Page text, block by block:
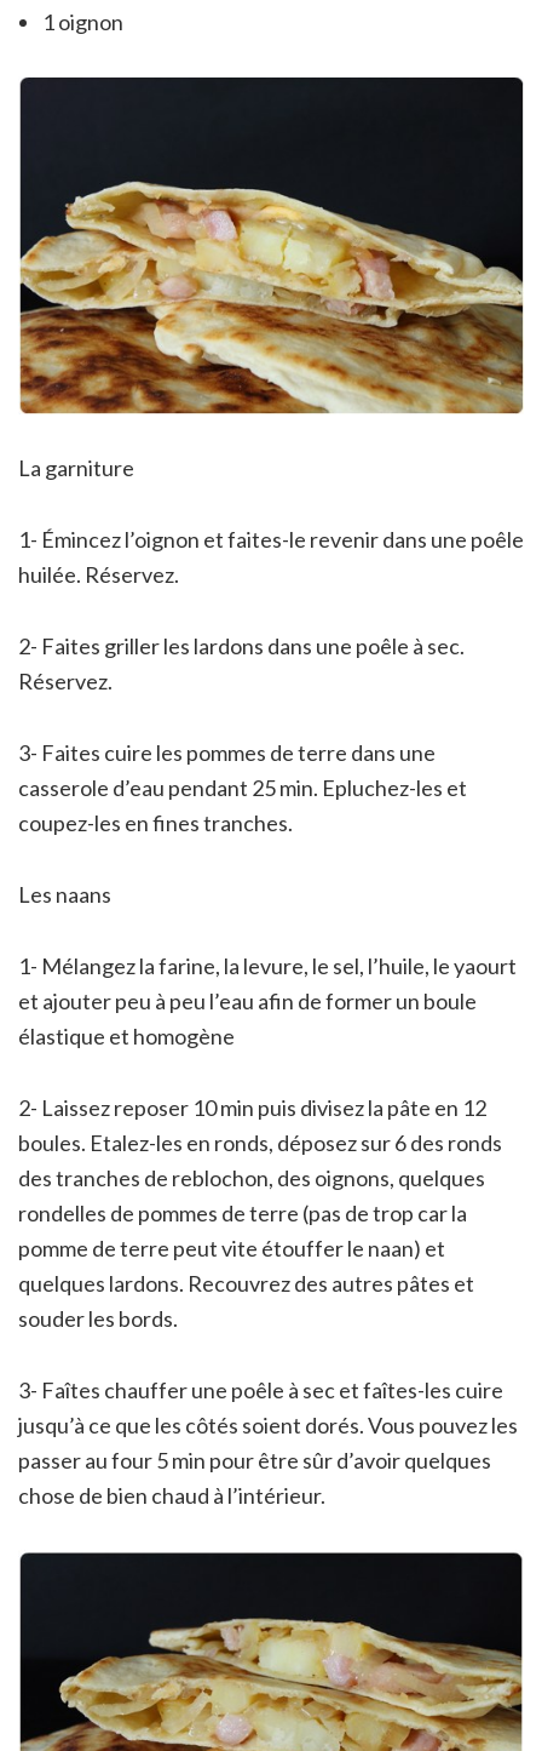
1 oignon
La garniture
1- Émincez l’oignon et faites-le revenir dans une poêle
huilée. Réservez.
2- Faites griller les lardons dans une poêle à sec.
Réservez.
3- Faites cuire les pommes de terre dans une
casserole d’eau pendant 25 min. Epluchez-les et
coupez-les en fines tranches.
Les naans
1- Mélangez la farine, la levure, le sel, l’huile, le yaourt
et ajouter peu à peu l’eau afin de former un boule
élastique et homogène
2- Laissez reposer 10 min puis divisez la pâte en 12
boules. Etalez-les en ronds, déposez sur 6 des ronds
des tranches de reblochon, des oignons, quelques
rondelles de pommes de terre (pas de trop car la
pomme de terre peut vite étouffer le naan) et
quelques lardons. Recouvrez des autres pâtes et
souder les bords.
3- Faîtes chauffer une poêle à sec et faîtes-les cuire
jusqu’à ce que les côtés soient dorés. Vous pouvez les
passer au four 5 min pour être sûr d’avoir quelques
chose de bien chaud à l’intérieur.